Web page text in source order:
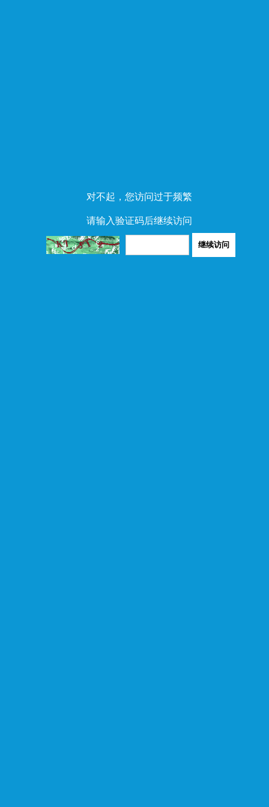
对不起，您访问过于频繁
请输入验证码后继续访问
继续访问